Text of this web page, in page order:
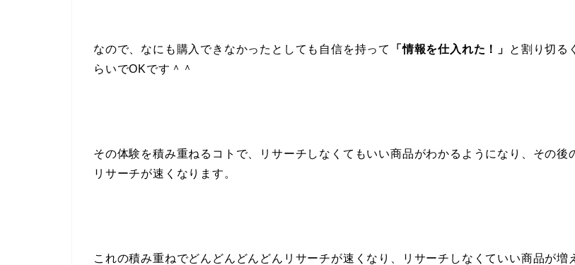
なので、なにも購入できなかったとしても自信を持って 「情報を仕入れた！」
と割り切る
らいでOKです＾＾
その体験を積み重ねるコトで、リサーチしなくてもいい商品がわかるようになり、その後
リサーチが速くなります。
これの積み重ねでどんどんどんどんリサーチが速くなり、リサーチしなくていい商品が増